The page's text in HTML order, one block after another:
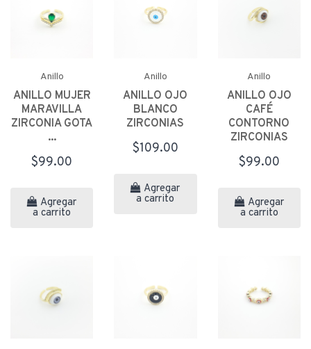
Anillo
ANILLO MUJER
MARAVILLA
ZIRCONIA GOTA
...
$99.00
Agregar
a carrito
Anillo
ANILLO OJO
BLANCO
ZIRCONIAS
$109.00
Agregar
a carrito
Anillo
ANILLO OJO
CAFÉ
CONTORNO
ZIRCONIAS
$99.00
Agregar
a carrito